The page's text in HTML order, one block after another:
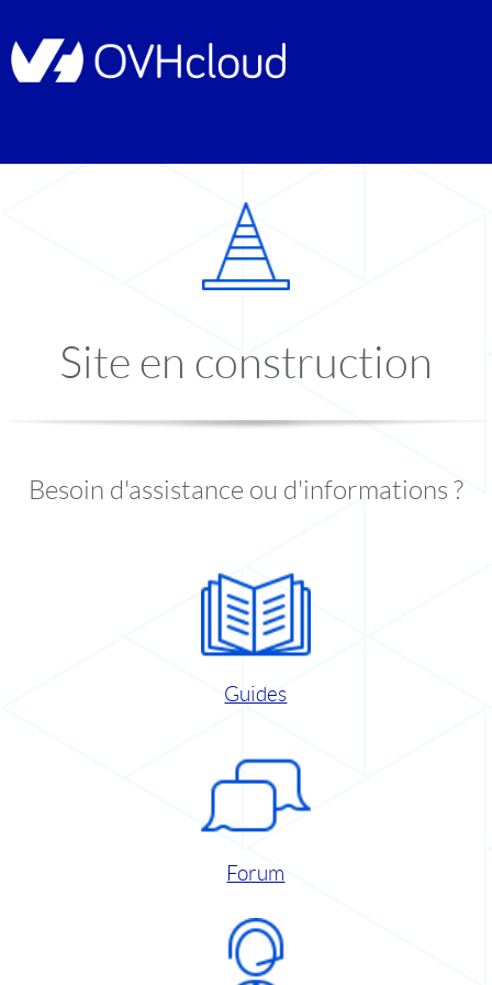
Site en construction
Besoin d'assistance ou d'informations ?
Guides
Forum